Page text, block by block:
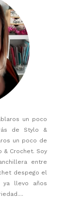
un poco
de Stylo &
un poco de
& Crochet. Soy
entre
despego el
ya llevo años